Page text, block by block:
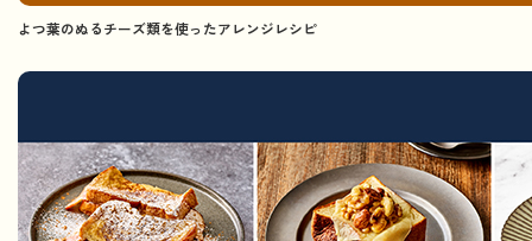
よつ葉のぬるチーズ類を使ったアレンジレシピ